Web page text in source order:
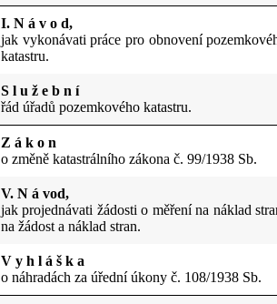
I. N á v o d,
jak vykonávati práce pro obnovení
katastru.
S l u ž e b n í
řád úřadů pozemkového katastru.
Z á k o n
o změně katastrálního zákona č. 99/1938 Sb.
V. N á vod,
jak projednávati žádosti o měření na náklad
na žádost a náklad stran.
V y h l á š k a
o náhradách za úřední úkony č. 108/1938 Sb.